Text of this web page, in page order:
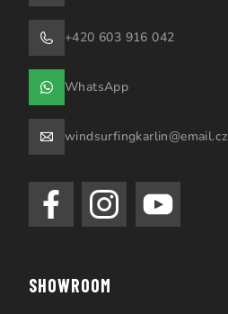
+420 603 916 042
WhatsApp
windsurfingkarlin@email.cz
SHOWROOM